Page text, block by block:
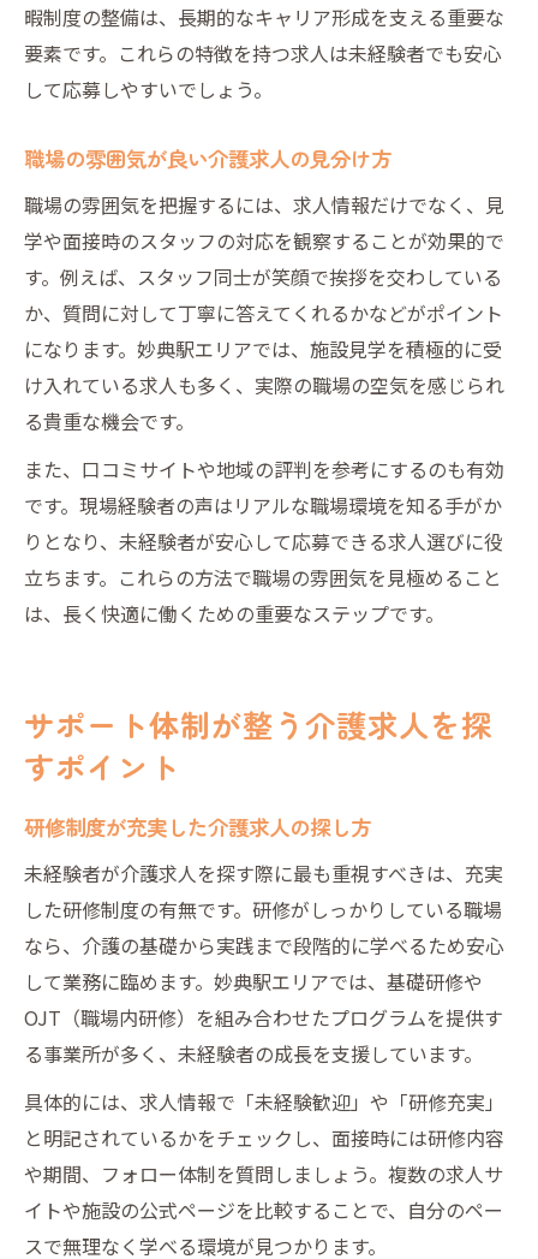
暇制度の整備は、長期的なキャリア形成を支える重要な
要素です。これらの特徴を持つ求人は未経験者でも安心
して応募しやすいでしょう。
職場の雰囲気が良い介護求人の見分け方
職場の雰囲気を把握するには、求人情報だけでなく、見
学や面接時のスタッフの対応を観察することが効果的で
す。例えば、スタッフ同士が笑顔で挨拶を交わしている
か、質問に対して丁寧に答えてくれるかなどがポイント
になります。妙典駅エリアでは、施設見学を積極的に受
け入れている求人も多く、実際の職場の空気を感じられ
る貴重な機会です。
また、口コミサイトや地域の評判を参考にするのも有効
です。現場経験者の声はリアルな職場環境を知る手がか
りとなり、未経験者が安心して応募できる求人選びに役
立ちます。これらの方法で職場の雰囲気を見極めること
は、長く快適に働くための重要なステップです。
サポート体制が整う介護求人を探
すポイント
研修制度が充実した介護求人の探し方
未経験者が介護求人を探す際に最も重視すべきは、充実
した研修制度の有無です。研修がしっかりしている職場
なら、介護の基礎から実践まで段階的に学べるため安心
して業務に臨めます。妙典駅エリアでは、基礎研修や
OJT（職場内研修）を組み合わせたプログラムを提供す
る事業所が多く、未経験者の成長を支援しています。
具体的には、求人情報で「未経験歓迎」や「研修充実」
と明記されているかをチェックし、面接時には研修内容
や期間、フォロー体制を質問しましょう。複数の求人サ
イトや施設の公式ページを比較することで、自分のペー
スで無理なく学べる環境が見つかります。